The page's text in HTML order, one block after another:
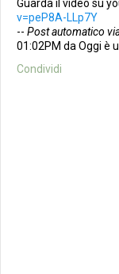
Guarda il video su
v=peP8A-LLp7Y
-- Post automatico
01:02PM da Oggi è
Condividi